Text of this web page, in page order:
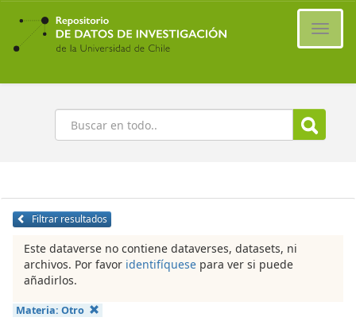
Ir
contenido
principal
Buscar
Filtrar resultados
Este dataverse no contiene dataverses, datasets, ni
archivos. Por favor identifíquese para ver si puede
añadirlos.
Materia: Otro